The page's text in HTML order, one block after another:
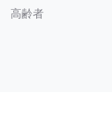
高齢者